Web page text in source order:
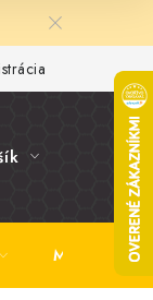
Ochrana
MEDOVINA